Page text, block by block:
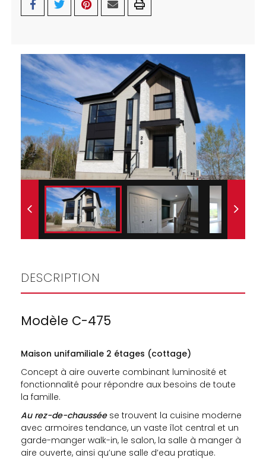
DESCRIPTION
Modèle C-475
Maison unifamiliale 2 étages (cottage)
Concept à aire ouverte combinant luminosité et
fonctionnalité pour répondre aux besoins de toute
la famille.
Au rez-de-chausséese trouvent la cuisine moderne
avec armoires tendance, un vaste îlot central et un
garde-manger walk-in, le salon, la salle à manger à
aire ouverte, ainsi qu’une salle d’eau pratique.